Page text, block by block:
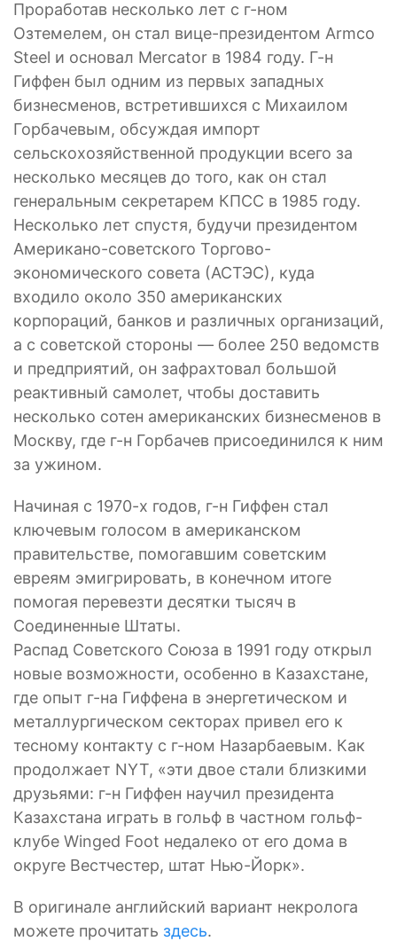
Проработав несколько лет с г-ном
Озтемелем, он стал вице-президентом Armco
Steel и основал Mercator в 1984 году. Г-н
Гиффен был одним из первых западных
бизнесменов, встретившихся с Михаилом
Горбачевым, обсуждая импорт
сельскохозяйственной продукции всего за
несколько месяцев до того, как он стал
генеральным секретарем КПСС в 1985 году.
Несколько лет спустя, будучи президентом
Американо-советского Торгово-
экономического совета (АСТЭС), куда
входило около 350 американских
корпораций, банков и различных организаций,
а с советской стороны — более 250 ведомств
и предприятий, он зафрахтовал большой
реактивный самолет, чтобы доставить
несколько сотен американских бизнесменов в
Москву, где г-н Горбачев присоединился к ним
за ужином.
Начиная с 1970-х годов, г-н Гиффен стал
ключевым голосом в американском
правительстве, помогавшим советским
евреям эмигрировать, в конечном итоге
помогая перевезти десятки тысяч в
Соединенные Штаты.
Распад Советского Союза в 1991 году открыл
новые возможности, особенно в Казахстане,
где опыт г-на Гиффена в энергетическом и
металлургическом секторах привел его к
тесному контакту с г-ном Назарбаевым. Как
продолжает NYT, «эти двое стали близкими
друзьями: г-н Гиффен научил президента
Казахстана играть в гольф в частном гольф-
клубе Winged Foot недалеко от его дома в
округе Вестчестер, штат Нью-Йорк».
В оригинале английский вариант некролога
можете прочитать здесь.